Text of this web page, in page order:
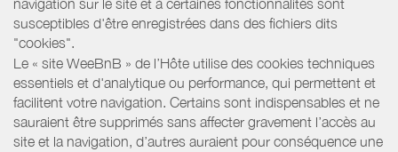
navigation sur le site et à certaines fonctionnalités sont
susceptibles d'être enregistrées dans des fichiers dits
"cookies".
Le « site WeeBnB » de l’Hôte utilise des cookies techniques
essentiels et d'analytique ou performance, qui permettent et
facilitent votre navigation. Certains sont indispensables et ne
sauraient être supprimés sans affecter gravement l’accès au
site et la navigation, d’autres auraient pour conséquence une